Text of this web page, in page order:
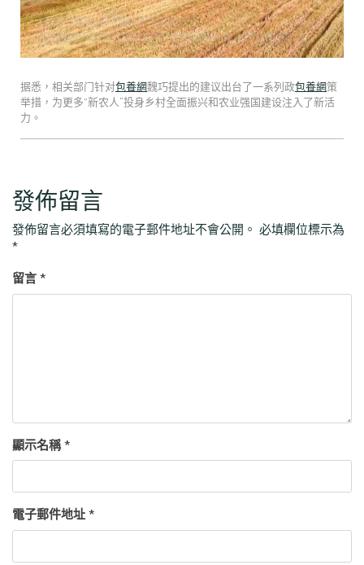
据悉，相关部门针对包養網魏巧提出的建议出台了一系列政包養網策
举措，为更多“新农人”投身乡村全面振兴和农业强国建设注入了新活
力。
發佈留言
發佈留言必須填寫的電子郵件地址不會公開。 必填欄位標示為
*
留言 *
顯示名稱*
電子郵件地址 *